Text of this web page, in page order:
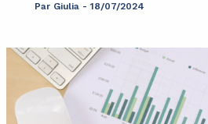
Par Giulia - 18/07/2024